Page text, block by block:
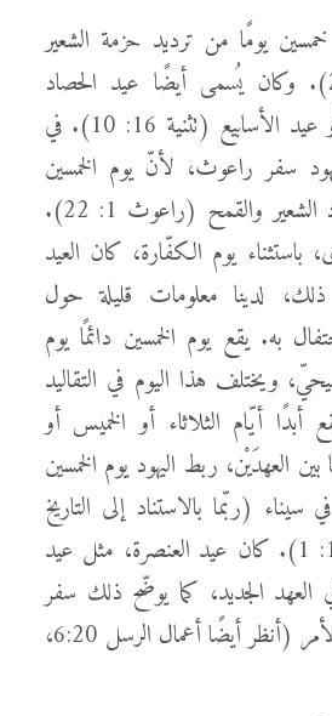
يومًا من ترديد حزمة الشعير
(لاويين 23: 9-21). وكان يُسمى أيضًا عيد الحصاد
(خروج 23: 16) أو عيد الأسابيع (تثنية 16: 10). في
سفر راعوث، لأنّ يوم الخمسين
كان يُقام أثناءَ حصاد الشعير والقمح (راعوث 1: 22).
باستثناء يوم الكفّارة، كان العيد
ذلك، لدينا معلومات قليلة حول
به. يقع يوم الخمسين دائمًا يوم
ويختلف هذا اليوم في التقاليد
أبدًا أيّام الثلاثاء أو الخميس أو
العهدَيْن، ربط اليهود يوم الخمسين
سيناء (ربّما بالاستناد إلى التاريخ
المذكور في خروج 19: 1). كان عيد العنصرة، مثل عيد
العهد الجديد، كما يوضّح ذلك سفر
أعمال الرسل 2 هذا الأمر (أنظر أيضًا أعمال الرسل 6:20،